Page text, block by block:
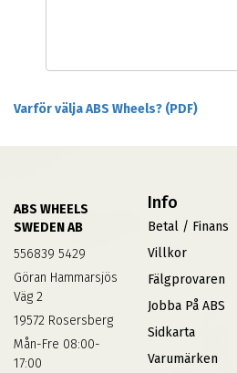
Varför välja ABS Wheels? (PDF)
ABS WHEELS
SWEDEN AB
556839 5429
Göran Hammarsjös
Väg 2
19572 Rosersberg
Mån-Fre 08:00-
17:00
Info
Betal / Finans
Villkor
Fälgprovaren
Jobba På ABS
Sidkarta
Varumärken